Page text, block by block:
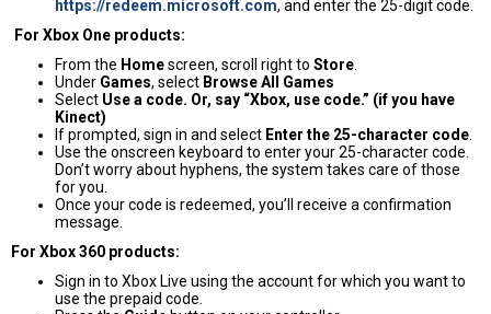
https://redeem.microsoft.com, and enter the 25-digit code.
For Xbox One products:
From the Homescreen, scroll right to Store
Under Games, select Browse All Games
Select Use a code. Or, say “Xbox, use code.” (if you have
Kinect)
If prompted, sign in and select Enter the 25-character code
Use the onscreen keyboard to enter your 25-character code.
Don’t worry about hyphens, the system takes care of those
for you.
Once your code is redeemed, you’ll receive a confirmation
message.
For Xbox 360 products:
Sign in to Xbox Live using the account for which you want to
use the prepaid code.